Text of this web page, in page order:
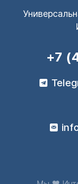
+7